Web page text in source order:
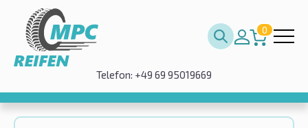
0
Telefon: +49 69 95019669